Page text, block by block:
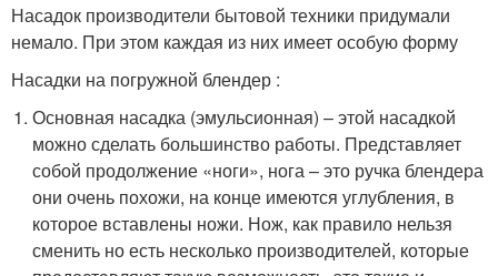
Насадок производители бытовой техники придумали
немало. При этом каждая из них имеет особую форму
Насадки на погружной блендер :
Основная насадка (эмульсионная) – этой насадкой
можно сделать большинство работы. Представляет
собой продолжение «ноги», нога – это ручка блендера
они очень похожи, на конце имеются углубления, в
которое вставлены ножи. Нож, как правило нельзя
сменить но есть несколько производителей, которые